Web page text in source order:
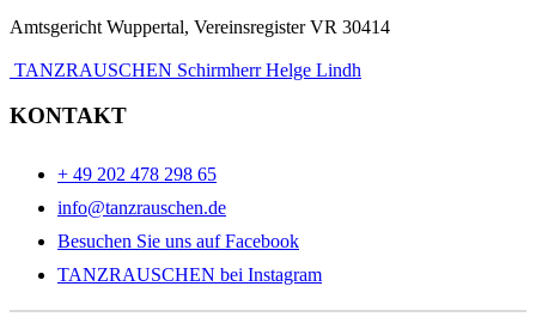
Amtsgericht Wuppertal, Vereinsregister VR 30414
TANZRAUSCHEN Schirmherr Helge Lindh
KONTAKT
+ 49 202 478 298 65
info@tanzrauschen.de
Besuchen Sie uns auf Facebook
TANZRAUSCHEN bei Instagram